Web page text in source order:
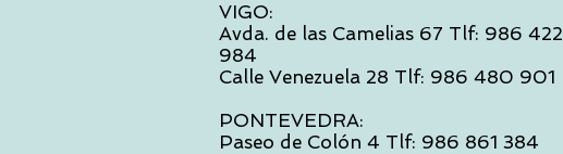
VIGO:
Avda. de las Camelias 67 Tlf: 986 422
984
Calle Venezuela 28 Tlf: 986 480 901
PONTEVEDRA:
Paseo de Colón 4 Tlf: 986 861 384